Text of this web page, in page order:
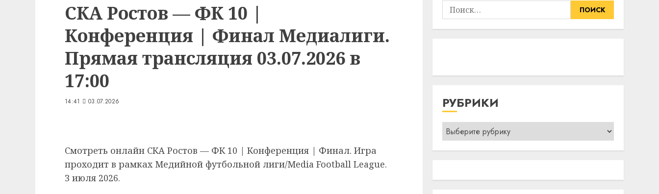
СКА Ростов — ФК 10 |
Конференция | Финал Медиалиги.
Прямая трансляция 03.07.2026 в
17:00
14:41 03.07.2026
Смотреть онлайн СКА Ростов — ФК 10 | Конференция | Финал. Игра
проходит в рамках Медийной футбольной лиги/Media Football League.
3 июля 2026.
Найти:
РУБРИКИ
Рубрики